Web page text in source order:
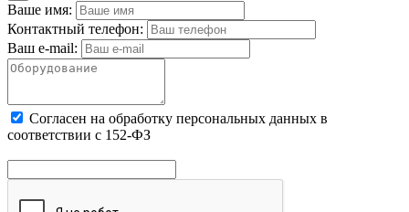
Ваше имя:
Контактный телефон:
Ваш e-mail:
Cогласен на обработку персональных данных в
соответствии с 152-ФЗ